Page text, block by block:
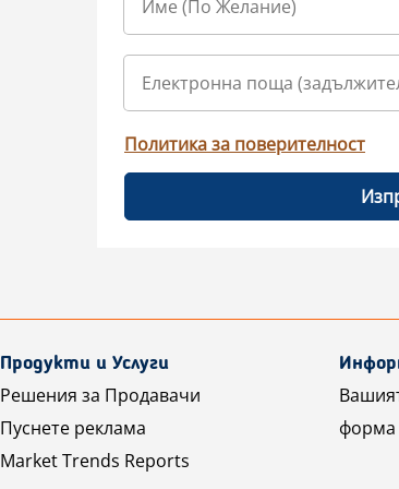
Политика за поверителност
Продукти и Услуги
Решения за Продавачи
Пуснете реклама
Market Trends Reports
форма